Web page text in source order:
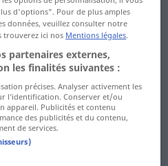
treffen ... Trick
Trieb ... Trommelfell
Trompete ... tüchtig
Tür ... Tuschezeichnung
TV-Duell ... Tyrann
d'options". Pour de plus amples
données, veuillez consulter notre
trouverez ici nos Mentions légales.
partenaires externes,
les finalités suivantes :
précises. Analyser activement les
l’identification. Conserver et/ou
appareil. Publicités et contenu
des publicités et du contenu,
de services.